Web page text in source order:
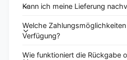
Kann ich meine Lieferung
Welche
Verfügung?
Wie funktioniert die Rückgabe